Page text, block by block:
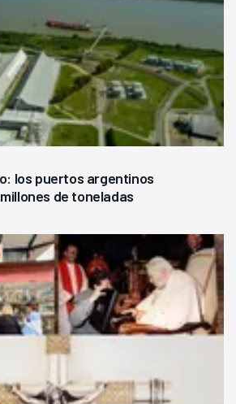
los puertos argentinos
de toneladas